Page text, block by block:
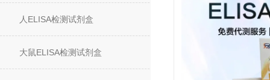
人ELISA检测试剂盒
大鼠ELISA检测试剂盒